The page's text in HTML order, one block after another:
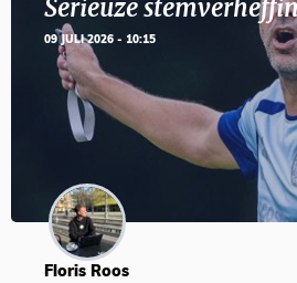
Serieuze
09 JULI 2026 - 10:15
Floris Roos